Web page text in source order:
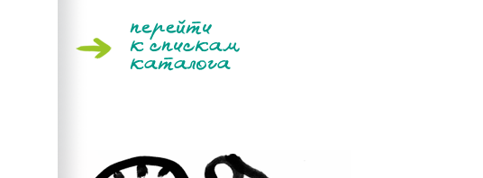
перейти
к спискам
каталога